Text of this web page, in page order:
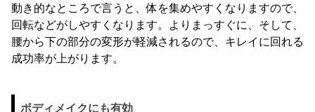
動き的なところで言うと、体を集めやすくなりますので、
回転などがしやすくなります。よりまっすぐに、そして、
腰から下の部分の変形が軽減されるので、キレイに回れる
成功率が上がります。
ボディメイクにも有効